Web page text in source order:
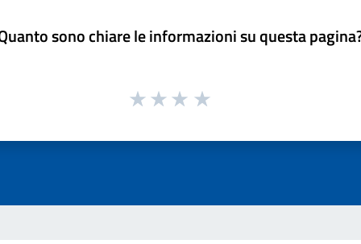
sono chiare le informazioni su questa